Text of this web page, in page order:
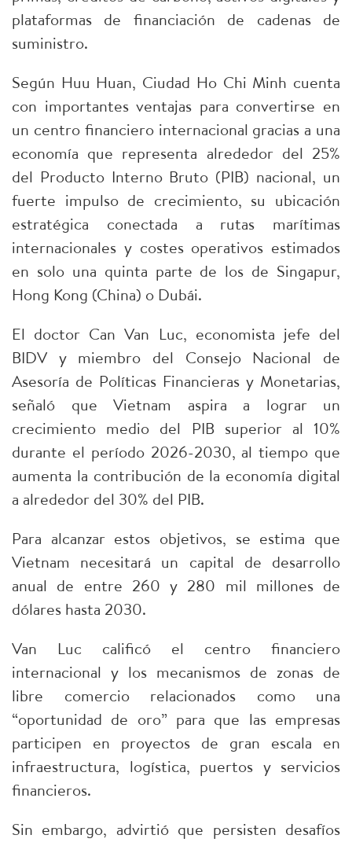
plataformas de financiación de cadenas de
suministro.
Según Huu Huan, Ciudad Ho Chi Minh cuenta
con importantes ventajas para convertirse en
un centro financiero internacional gracias a una
economía que representa alrededor del 25%
del Producto Interno Bruto (PIB) nacional, un
fuerte impulso de crecimiento, su ubicación
estratégica conectada a rutas marítimas
internacionales y costes operativos estimados
en solo una quinta parte de los de Singapur,
Hong Kong (China) o Dubái.
El doctor Can Van Luc, economista jefe del
BIDV y miembro del Consejo Nacional de
Asesoría de Políticas Financieras y Monetarias,
señaló que Vietnam aspira a lograr un
crecimiento medio del PIB superior al 10%
durante el período 2026-2030, al tiempo que
aumenta la contribución de la economía digital
a alrededor del 30% del PIB.
Para alcanzar estos objetivos, se estima que
Vietnam necesitará un capital de desarrollo
anual de entre 260 y 280 mil millones de
dólares hasta 2030.
Van Luc calificó el centro financiero
internacional y los mecanismos de zonas de
libre comercio relacionados como una
“oportunidad de oro” para que las empresas
participen en proyectos de gran escala en
infraestructura, logística, puertos y servicios
financieros.
Sin embargo, advirtió que persisten desafíos